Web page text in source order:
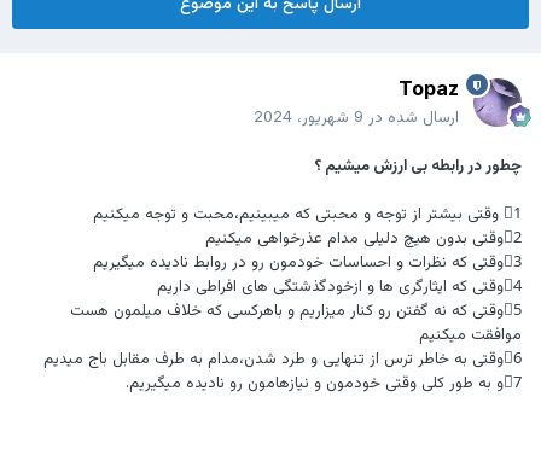
Topaz
ارسال شده در 9 شهریور، 2024
چطور در رابطه بی ارزش میشیم ؟
1⃣ وقتی بیشتر از توجه و محبتی که میبینیم،محبت و توجه میکنیم
2⃣وقتی بدون هیچ دلیلی مدام عذرخواهی میکنیم
3⃣وقتی که نظرات و احساسات خودمون رو در روابط نادیده میگیریم
4⃣وقتی که ایثارگری ها و ازخودگذشتگی های افراطی داریم
5⃣وقتی که نه گفتن رو کنار میزاریم و باهرکسی که خلاف میلمون هست
موافقت میکنیم
6⃣وقتی به خاطر ترس از تنهایی و طرد شدن،مدام به طرف مقابل باج میدیم
7⃣و به طور کلی وقتی خودمون و نیازهامون رو نادیده میگیریم.